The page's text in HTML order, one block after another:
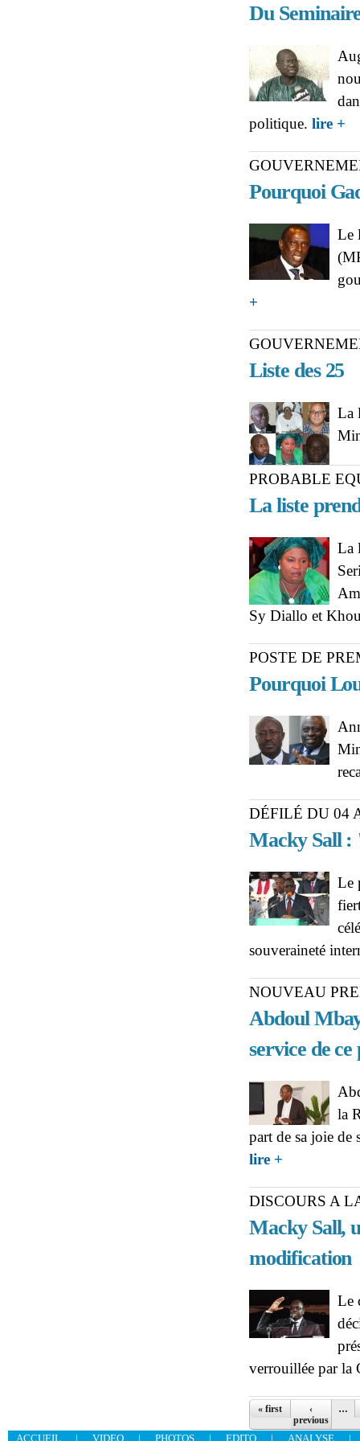
Du
politique. lire +
Pourquoi
Le
+
Liste des 25
La
PROBABLE
La liste
La
Sy Diallo et
POSTE DE
Pourquoi
DÉFILÉ DU 04
Macky Sall
Le
souveraineté
NOUVEAU
Abdoul
service de
la
part de sa joie de
lire +
DISCOURS A
Macky Sall,
modification
Le
verrouillée par
Pages
« first
‹
previous
…
ACCUEIL | VIDEO | PHOTOS | EDITO | ANALYSE
|